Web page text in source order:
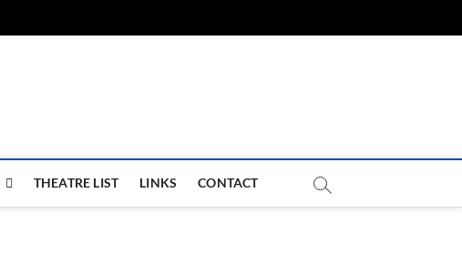
THEATRE LIST LINKS CONTACT